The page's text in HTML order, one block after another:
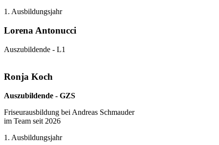
1. Ausbildungsjahr
Lorena Antonucci
Auszubildende - L1
Ronja Koch
Auszubildende - GZS
Friseurausbildung bei Andreas Schmauder
im Team seit 2026
1. Ausbildungsjahr